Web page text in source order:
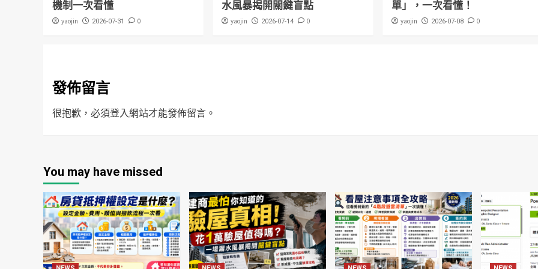
機制一次看懂
yaojin 2026-07-31 0
水風暴揭開關鍵盲點
yaojin 2026-07-14 0
單」，一次看懂！
yaojin 2026-07-08 0
發佈留言
很抱歉，必須登入網站才能發佈留言。
You may have missed